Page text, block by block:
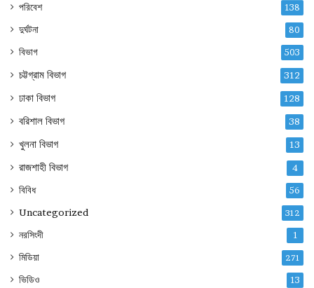
পরিবেশ 138
দুর্ঘটনা 80
বিভাগ 503
চট্টগ্রাম বিভাগ 312
ঢাকা বিভাগ 128
বরিশাল বিভাগ 38
খুলনা বিভাগ 13
রাজশাহী বিভাগ 4
বিবিধ 56
Uncategorized 312
নরসিংদী 1
মিডিয়া 271
ভিডিও 13